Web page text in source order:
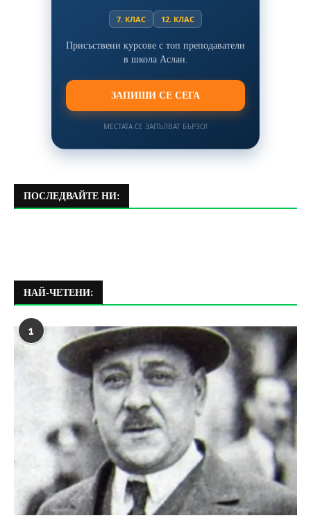
7. КЛАС 12. КЛАС
Присъствени курсове с топ преподаватели
в школа Аслан.
ЗАПИШИ СЕ СЕГА
МЕСТАТА СЕ ЗАПЪЛВАТ БЪРЗО!
ПОСЛЕДВАЙТЕ НИ:
НАЙ-ЧЕТЕНИ:
1